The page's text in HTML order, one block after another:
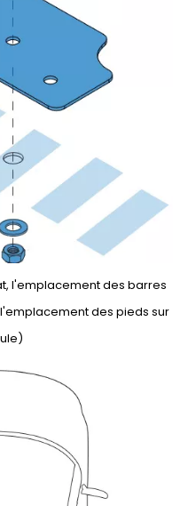
l'emplacement des barres
des pieds sur